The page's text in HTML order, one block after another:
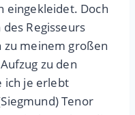
eingekleidet. Doch
Regisseurs
zu meinem großen
zu den
ich je erlebt
Tenor